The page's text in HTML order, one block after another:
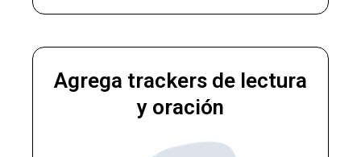
Agrega trackers de lectura
y oración